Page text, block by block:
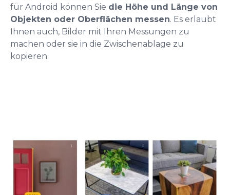
für Android können Sie die Höhe und Länge von
Objekten oder Oberflächen messen. Es erlaubt
Ihnen auch, Bilder mit Ihren Messungen zu
machen oder sie in die Zwischenablage zu
kopieren.